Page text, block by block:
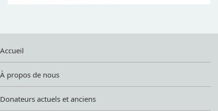
Accueil
À propos de nous
Donateurs actuels et anciens